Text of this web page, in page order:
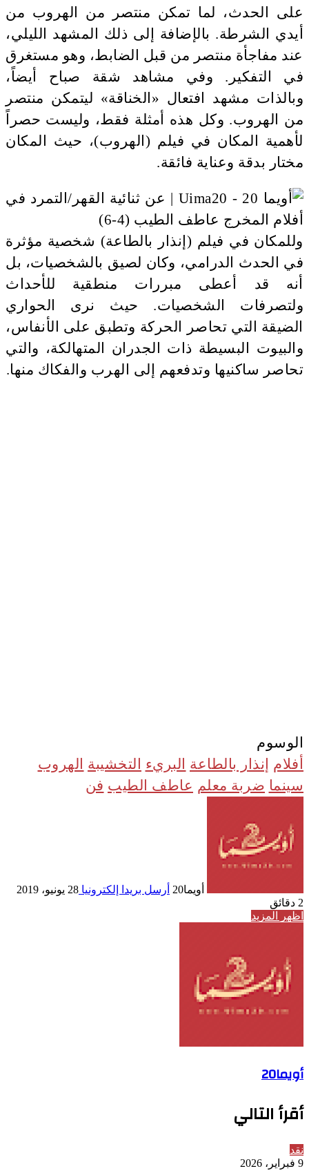
على الحدث، لما تمكن منتصر من الهروب من
أيدي الشرطة. بالإضافة إلى ذلك المشهد الليلي،
عند مفاجأة منتصر من قبل الضابط، وهو مستغرق
في التفكير. وفي مشاهد شقة صباح أيضاً،
وبالذات مشهد افتعال «الخناقة» ليتمكن منتصر
من الهروب. وكل هذه أمثلة فقط، وليست حصراً
لأهمية المكان في فيلم (الهروب)، حيث المكان
مختار بدقة وعناية فائقة.
وللمكان في فيلم (إنذار بالطاعة) شخصية مؤثرة
في الحدث الدرامي، وكان لصيق بالشخصيات، بل
أنه قد أعطى مبررات منطقية للأحداث
ولتصرفات الشخصيات. حيث نرى الحواري
الضيقة التي تحاصر الحركة وتطبق على الأنفاس،
والبيوت البسيطة ذات الجدران المتهالكة، والتي
تحاصر ساكنيها وتدفعهم إلى الهرب والفكاك منها.
الوسوم
أفلام
إنذار بالطاعة البريء التخشيبة الهروب
سينما ضربة معلم عاطف الطيب فن
أويما20 أرسل بريدا إلكترونيا 28 يونيو، 2019
2 دقائق
اظهر المزيد
أويما20
أقرأ التالي
نقد
9 فبراير، 2026